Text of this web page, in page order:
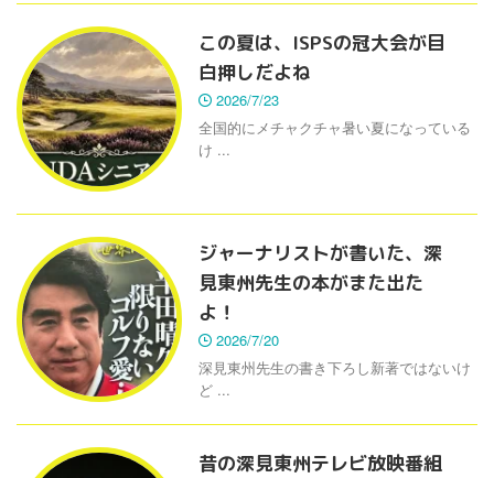
この夏は、ISPSの冠大会が目
白押しだよね
2026/7/23
全国的にメチャクチャ暑い夏になっている
け ...
ジャーナリストが書いた、深
見東州先生の本がまた出た
よ！
2026/7/20
深見東州先生の書き下ろし新著ではないけ
ど ...
昔の深見東州テレビ放映番組